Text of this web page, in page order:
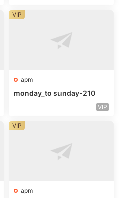
apm
monday_to sunday-210
VIP
VIP
apm
VIP